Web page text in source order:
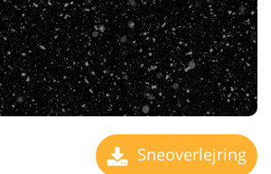
Sneoverlejring